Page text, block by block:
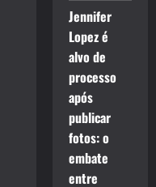
Jennifer
Lopez é
alvo de
processo
após
publicar
fotos: o
embate
entre